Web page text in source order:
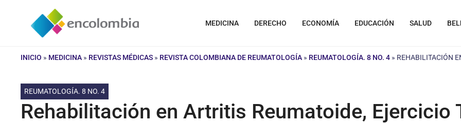
contenido
MEDICINA DERECHO ECONOMÍA EDUCACIÓN SALUD
INICIO » MEDICINA » REVISTAS MÉDICAS » REVISTA COLOMBIANA DE REUMATOLOGÍA » REUMATOLOGÍA. 8 NO. 4 » REHABILITACIÓN
REUMATOLOGÍA. 8 NO. 4
Rehabilitación en Artritis Reumatoide, Ejercicio